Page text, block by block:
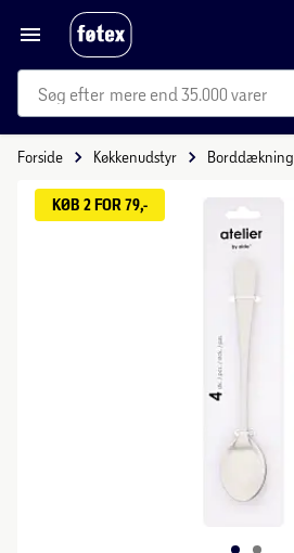
mere end 35.000 varer
Forside Køkkenudstyr Borddækning
KØB 2 FOR 79,-